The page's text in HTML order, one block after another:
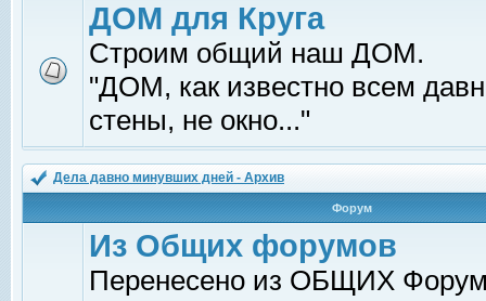
ДОМ для Круга
Строим общий наш ДОМ.
"ДОМ, как известно всем
стены, не окно..."
Дела давно минувших дней - Архив
Форум
Из Общих форумов
Перенесено из ОБЩИХ